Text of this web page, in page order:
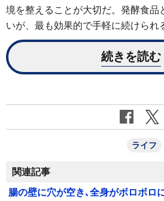
境を整えることが大切だ。発酵食品
いが、最も効果的で手軽に続けら
続きを読む
ライフ
関連記事
腸の壁に穴が空き､全身がボロボロ